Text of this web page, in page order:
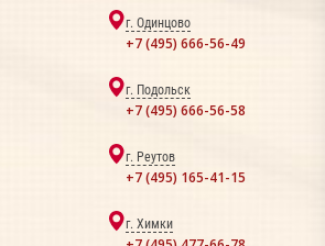
г. Одинцово
+7 (495) 666-56-49
г. Подольск
+7 (495) 666-56-58
г. Реутов
+7 (495) 165-41-15
г. Химки